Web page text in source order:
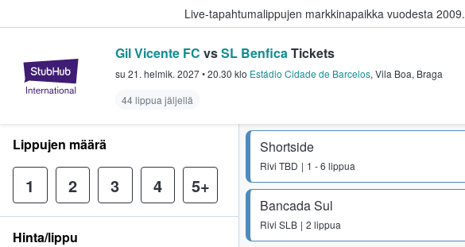
Live-tapahtumalippujen markkinapaikka vuodesta 2009.
StubHub - missä fanit ostavat ja myyvät lippuja
Gil Vicente FC vsSL BenficaTickets
su 21. helmik. 2027•20.30 klo Estádio Cidade de Barcelos, Vila Boa, Braga
44 lippua jäljellä
Shortside
Rivi TBD 1 - 6 lippua
Bancada Sul
Rivi SLB 2 lippua
Lippujen määrä
1 2 3 4 5+
Hinta/lippu